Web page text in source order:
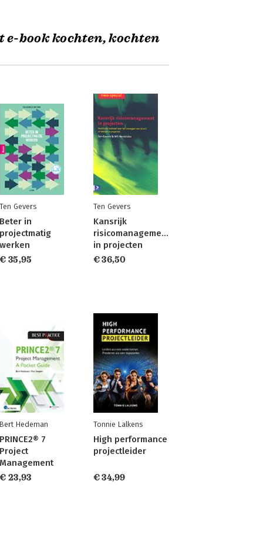
e-book kochten, kochten
Ten Gevers
Beter in
projectmatig
werken
€ 35,95
Ten Gevers
Kansrijk
risicomanagement
in projecten
€ 36,50
Bert Hedeman
PRINCE2® 7
Project
Management
€ 23,93
Tonnie Lalkens
High performance
projectleider
€ 34,99